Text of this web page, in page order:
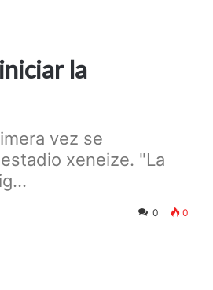
la
vez se
xeneize. "La
0 0